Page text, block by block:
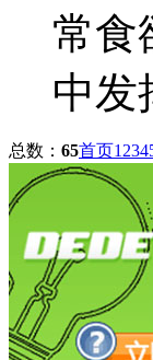
常食
中发
总数： 65首页1 234